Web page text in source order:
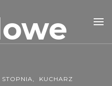
KUCHARZ